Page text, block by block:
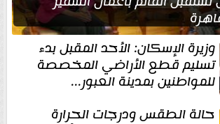
وزيرة الإسكان: الأحد المقبل بدء
تسليم قطع الأراضي المخصصة
للمواطنين بمدينة العبور...
حالة الطقس ودرجات الحرارة